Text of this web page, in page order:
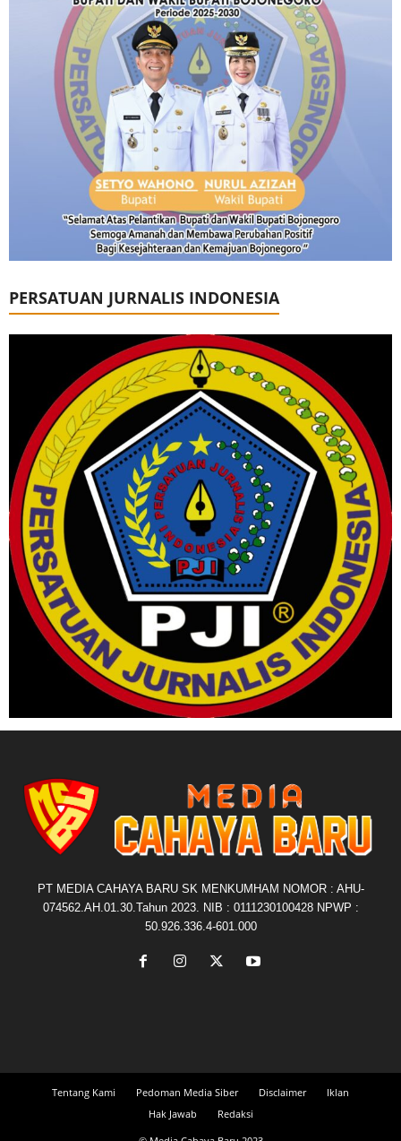
PERSATUAN JURNALIS INDONESIA
PT MEDIA CAHAYA BARU SK MENKUMHAM NOMOR : AHU-
074562.AH.01.30.Tahun 2023. NIB : 0111230100428 NPWP :
50.926.336.4-601.000
Tentang Kami Pedoman Media Siber Disclaimer
Iklan
Hak Jawab
Redaksi